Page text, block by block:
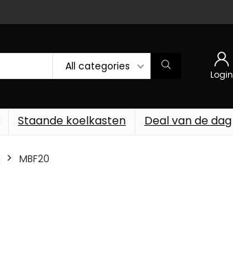
All categories
Login
Staande koelkasten Deal van de dag
‎MBF20